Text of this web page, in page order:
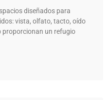
diseñados para
vista, olfato, tacto, oído
proporcionan un refugio